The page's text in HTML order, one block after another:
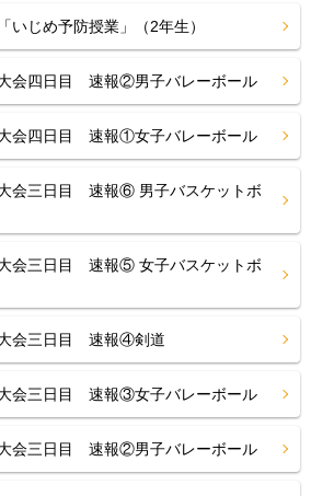
いじめ予防授業」（2年生）
会四日目 速報②男子バレーボール
会四日目 速報①女子バレーボール
会三日目 速報⑥ 男子バスケットボ
会三日目 速報⑤ 女子バスケットボ
会三日目 速報④剣道
会三日目 速報③女子バレーボール
会三日目 速報②男子バレーボール